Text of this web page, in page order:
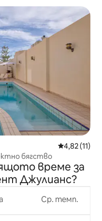
Средна
4,82 (11)
бягство
време за
Джулианс?
Ср. темп.